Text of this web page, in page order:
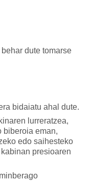
dute tomarse
bidaiatu ahal dute.
lurreratzea,
biberoia eman,
edo saihesteko
presioaren